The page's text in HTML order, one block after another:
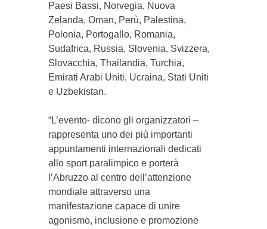
Paesi Bassi, Norvegia, Nuova
Zelanda, Oman, Perù, Palestina,
Polonia, Portogallo, Romania,
Sudafrica, Russia, Slovenia, Svizzera,
Slovacchia, Thailandia, Turchia,
Emirati Arabi Uniti, Ucraina, Stati Uniti
e Uzbekistan.
“L’evento- dicono gli organizzatori –
rappresenta uno dei più importanti
appuntamenti internazionali dedicati
allo sport paralimpico e porterà
l’Abruzzo al centro dell’attenzione
mondiale attraverso una
manifestazione capace di unire
agonismo, inclusione e promozione